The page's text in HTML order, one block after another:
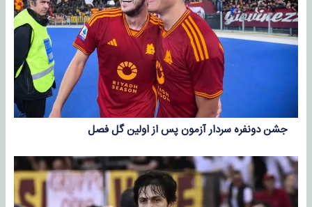
جشن دونفره سردار آزمون پس از اولین گل فصل